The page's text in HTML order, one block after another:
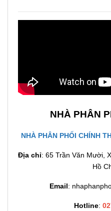
NHÀ PHÂN
NHÀ PHÂN PHỐI CHÍNH
Địa chỉ: 65 Trần Văn Mười,
Hồ
Email:
Hotline: